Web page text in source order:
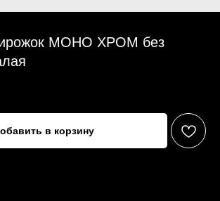
МОНО ХРОМ без
в корзину